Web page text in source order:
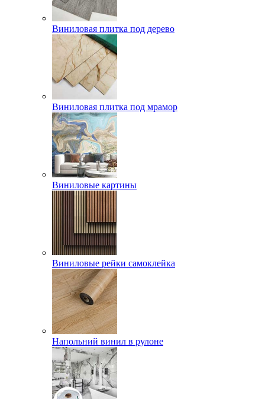
Виниловая плитка под дерево
Виниловая плитка под мрамор
Виниловые картины
Виниловые рейки самоклейка
Напольний винил в рулоне